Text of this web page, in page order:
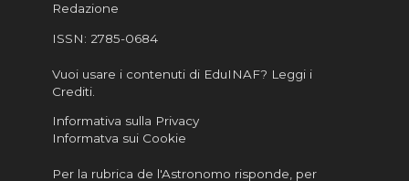
Redazione
ISSN: 2785-0684
Vuoi usare i contenuti di EduINAF? Leggi i
Crediti.
Informativa sulla Privacy
Informatva sui Cookie
Per la rubrica de l'Astronomo risponde, per